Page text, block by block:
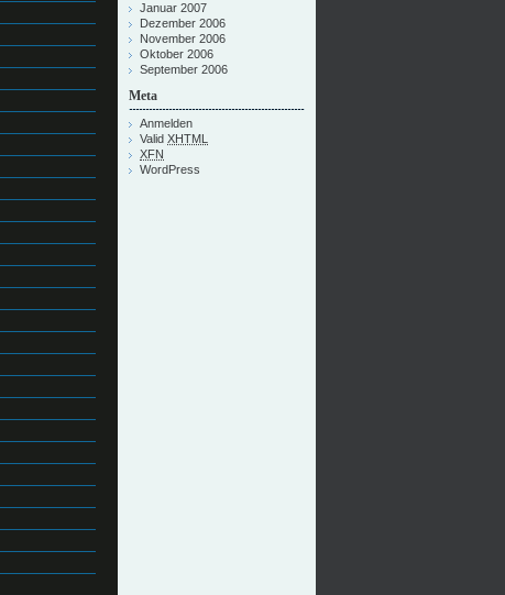
Januar 2007
Dezember 2006
November 2006
Oktober 2006
September 2006
Meta
Anmelden
Valid XHTML
XFN
WordPress